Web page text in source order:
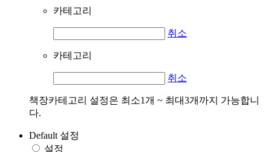
카테고리
취소
카테고리
취소
책장카테고리 설정은 최소1개 ~ 최대3개까지 가능합니
다.
Default 설정
설정